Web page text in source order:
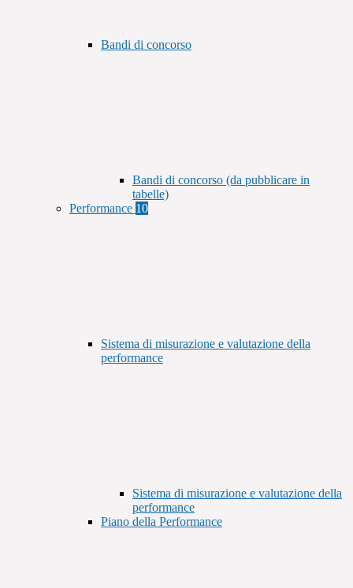
Bandi di concorso
Bandi di concorso (da pubblicare in
tabelle)
Performance 10
Sistema di misurazione e valutazione della
performance
Sistema di misurazione e valutazione della
performance
Piano della Performance